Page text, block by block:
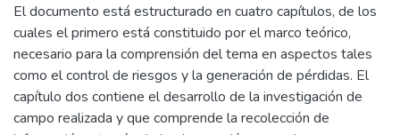
El documento está estructurado en cuatro capítulos, de los
cuales el primero está constituido por el marco teórico,
necesario para la comprensión del tema en aspectos tales
como el control de riesgos y la generación de pérdidas. El
capítulo dos contiene el desarrollo de la investigación de
campo realizada y que comprende la recolección de